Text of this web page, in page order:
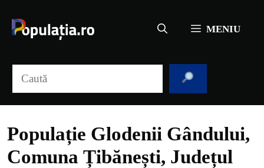
conținut
MENIU
Populație Glodenii Gândului,
Comuna Țibănești, Județul